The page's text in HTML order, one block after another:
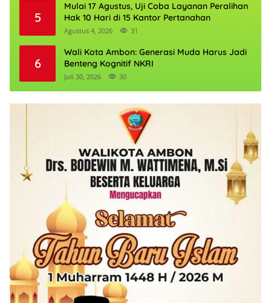
5
Mulai 17 Agustus, Uji Coba Layanan Peralihan
Hak 10 Hari di 15 Kantor Pertanahan
Agustus 4, 2026 31
6
Wali Kota Ambon: Generasi Muda Harus Jadi
Benteng Kognitif NKRI
Juli 30, 2026 30